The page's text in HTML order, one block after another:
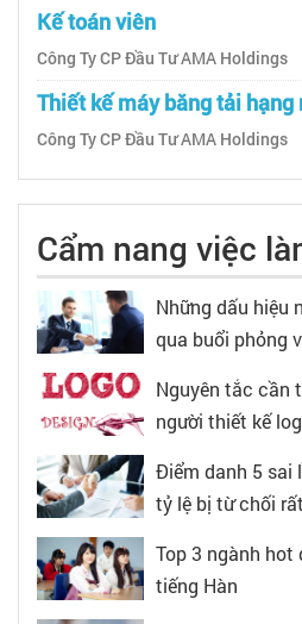
Kế toán viên
Công Ty CP Đầu Tư AMA Holdings
Thiết kế máy băng tải hạng
Công Ty CP Đầu Tư AMA Holdings
Cẩm nang việc
Những dấu hiệu
qua buổi phỏng
Nguyên tắc cần
người thiết kế
Điểm danh 5 sai
tỷ lệ bị từ chối
Top 3 ngành hot
tiếng Hàn